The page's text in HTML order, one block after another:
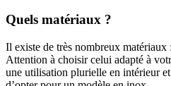
Quels matériaux ?
Il existe de très nombreux matériaux :
Attention à choisir celui adapté à
une utilisation plurielle en intérieur